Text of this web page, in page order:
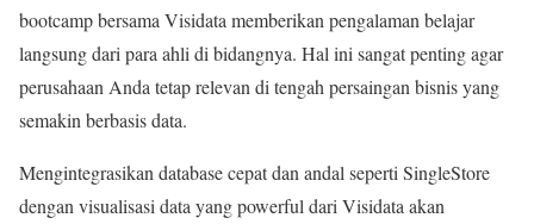
bootcamp bersama Visidata memberikan pengalaman belajar
langsung dari para ahli di bidangnya. Hal ini sangat penting agar
perusahaan Anda tetap relevan di tengah persaingan bisnis yang
semakin berbasis data.
Mengintegrasikan database cepat dan andal seperti SingleStore
dengan visualisasi data yang powerful dari Visidata akan